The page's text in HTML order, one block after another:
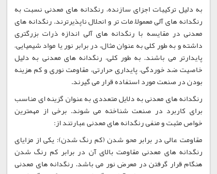
به دلیل ترکیبات اجزای سازنده، رنگدانه های معدنی نسبت به
رنگدانه های آلی معمولاً مات تر و انحلال ناپذیرترند. رنگدانه های
معدنی در مقایسه با رنگدانه های آلی اندازه ذرات بزرگتری
داشته و به طور کلی به عنوان مثال، در برابر نور یا مواد شیمیایی،
پایدارتر می باشند. به طور کلی، رنگدانه های معدنی به دلیل
خاصیت ضد خوردگی، پایداری حرارتی، مقاومت نوری و کم هزینه
بودن در صنعت مورد استفاده قرار می گیرند.
رنگدانه های معدنی به دلایل متعددی به عنوان گزینه ای مناسب
برای کاربرد در صنعت شناخته می شوند. برخی از مهمترین
خواص مثبت و منفی رنگدانه های معدنی عبارتند از:
مقاومت عالی در برابر محو شدن (کم رنگ شدن): یکی از مزایای
رنگدانه های معدنی مقاومت بالای آن در برابر کم رنگ شدن
هنگام قرار گرفتن در معرض نور می باشد. رنگدانه های معدنی